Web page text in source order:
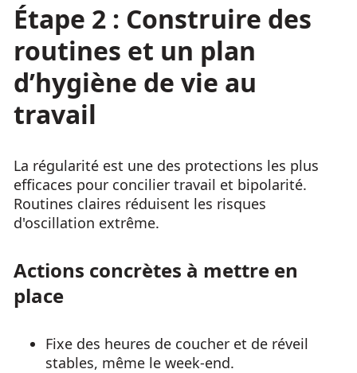
Étape 2 : Construire des
routines et un plan
d’hygiène de vie au
travail
La régularité est une des protections les plus
efficaces pour concilier travail et bipolarité.
Routines claires réduisent les risques
d'oscillation extrême.
Actions concrètes à mettre en
place
Fixe des heures de coucher et de réveil
stables, même le week-end.